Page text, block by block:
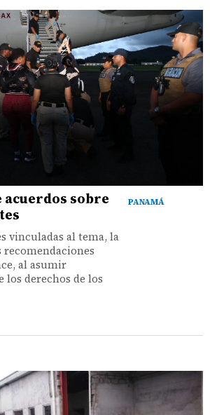
PANAMÁ
acuerdos sobre
vinculadas al tema, la
recomendaciones
al asumir
los derechos de los